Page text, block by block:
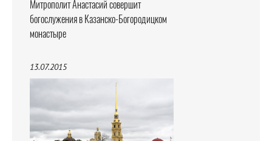
Митрополит Анастасий совершит
богослужения в Казанско-Богородицком
монастыре
13.07.2015